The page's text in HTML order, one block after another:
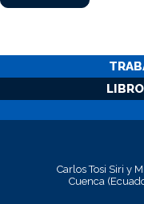
Carlos Tosi Siri y
Cuenca